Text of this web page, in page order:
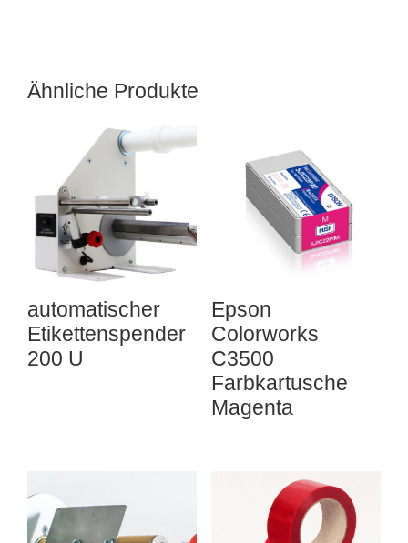
Ähnliche Produkte
automatischer
Etikettenspender
200 U
Epson
Colorworks
C3500
Farbkartusche
Magenta